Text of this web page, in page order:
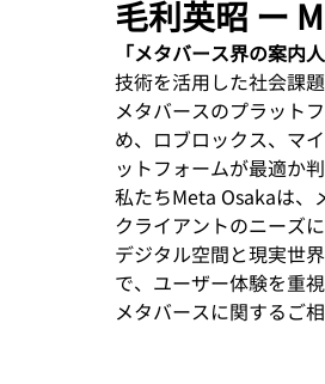
毛利英昭 ー
「メタバース界の案内
技術を活用した社会課
メタバースのプラット
め、ロブロックス、マ
ットフォームが最適か
私たちMeta Osakaは、
クライアントのニーズ
デジタル空間と現実世
で、ユーザー体験を重
メタバースに関するご